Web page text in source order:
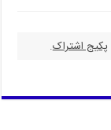
پکیج اشتراک.